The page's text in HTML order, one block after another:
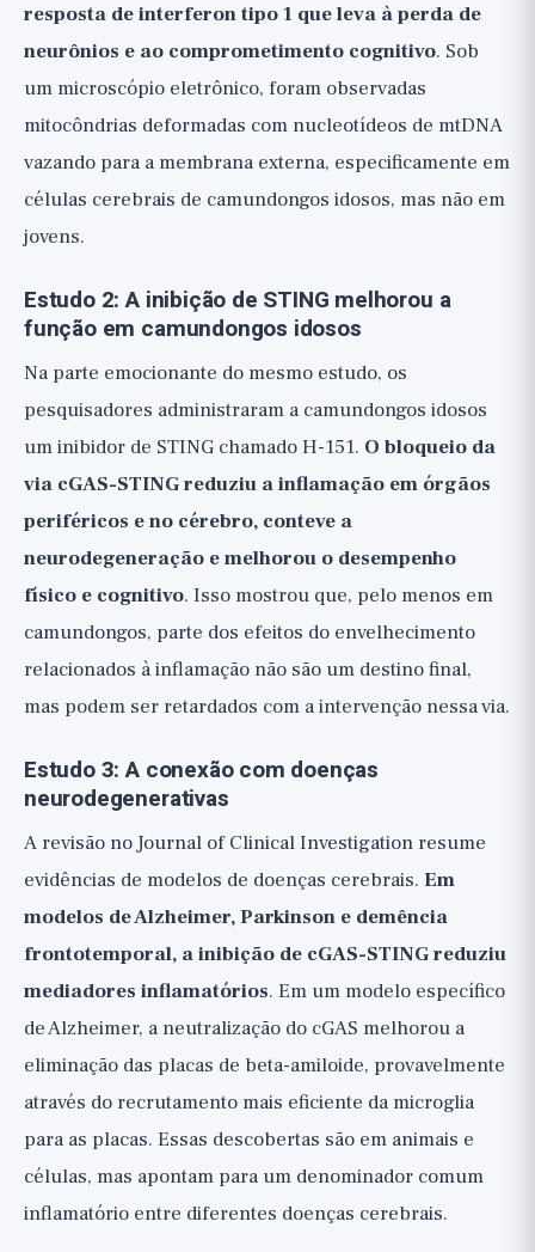
resposta de interferon tipo 1 que leva à perda de
neurônios e ao comprometimento cognitivo. Sob
um microscópio eletrônico, foram observadas
mitocôndrias deformadas com nucleotídeos de mtDNA
vazando para a membrana externa, especificamente em
células cerebrais de camundongos idosos, mas não em
jovens.
Estudo 2: A inibição de STING melhorou a
função em camundongos idosos
Na parte emocionante do mesmo estudo, os
pesquisadores administraram a camundongos idosos
um inibidor de STING chamado H-151. O bloqueio da
via cGAS-STING reduziu a inflamação em órgãos
periféricos e no cérebro, conteve a
neurodegeneração e melhorou o desempenho
físico e cognitivo. Isso mostrou que, pelo menos em
camundongos, parte dos efeitos do envelhecimento
relacionados à inflamação não são um destino final,
mas podem ser retardados com a intervenção nessa via.
Estudo 3: A conexão com doenças
neurodegenerativas
A revisão no Journal of Clinical Investigation resume
evidências de modelos de doenças cerebrais. Em
modelos de Alzheimer, Parkinson e demência
frontotemporal, a inibição de cGAS-STING reduziu
mediadores inflamatórios. Em um modelo específico
de Alzheimer, a neutralização do cGAS melhorou a
eliminação das placas de beta-amiloide, provavelmente
através do recrutamento mais eficiente da microglia
para as placas. Essas descobertas são em animais e
células, mas apontam para um denominador comum
inflamatório entre diferentes doenças cerebrais.